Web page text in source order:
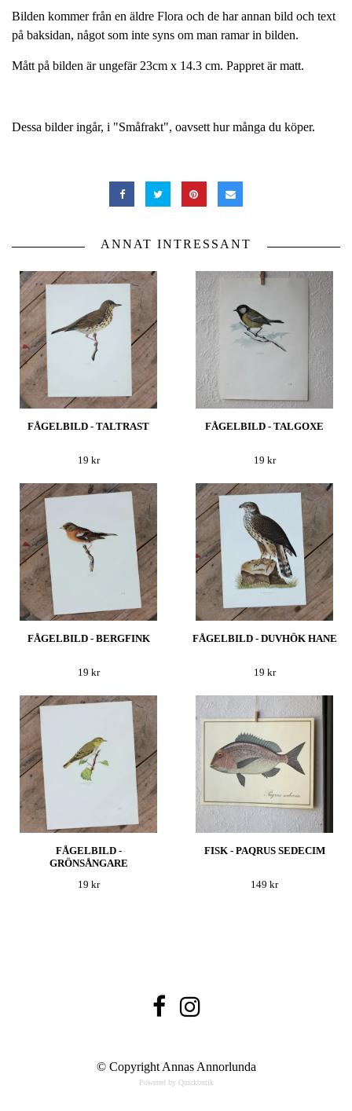
Bilden kommer från en äldre Flora och de har annan bild och text
på baksidan, något som inte syns om man ramar in bilden.
Mått på bilden är ungefär 23cm x 14.3 cm. Pappret är matt.
Dessa bilder ingår, i "Småfrakt", oavsett hur många du köper.
ANNAT INTRESSANT
FÅGELBILD - TALTRAST
19 kr
FÅGELBILD - TALGOXE
19 kr
FÅGELBILD - BERGFINK
19 kr
FÅGELBILD - DUVHÖK HANE
19 kr
FÅGELBILD -
GRÖNSÅNGARE
19 kr
FISK - PAQRUS SEDECIM
149 kr
© Copyright Annas Annorlunda
Powered by Quickbutik